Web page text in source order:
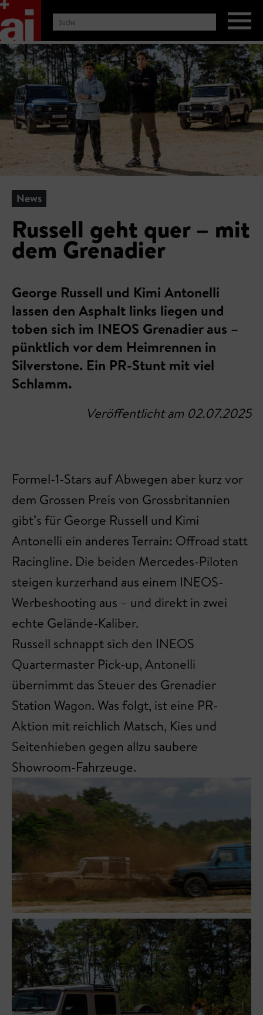
News
Russell geht quer – mit
dem Grenadier
George Russell und Kimi Antonelli
lassen den Asphalt links liegen und
toben sich im INEOS Grenadier aus –
pünktlich vor dem Heimrennen in
Silverstone. Ein PR-Stunt mit viel
Schlamm.
Veröffentlicht am 02.07.2025
Formel-1-Stars auf Abwegen aber kurz vor
dem Grossen Preis von Grossbritannien
gibt’s für George Russell und Kimi
Antonelli ein anderes Terrain: Offroad statt
Racingline. Die beiden Mercedes-Piloten
steigen kurzerhand aus einem INEOS-
Werbeshooting aus – und direkt in zwei
echte Gelände-Kaliber.
Russell schnappt sich den INEOS
Quartermaster Pick-up, Antonelli
übernimmt das Steuer des Grenadier
Station Wagon. Was folgt, ist eine PR-
Aktion mit reichlich Matsch, Kies und
Seitenhieben gegen allzu saubere
Showroom-Fahrzeuge.